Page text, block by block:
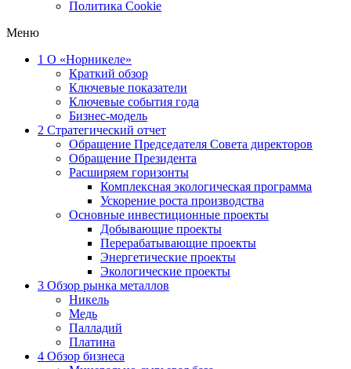
Политика Cookie
Меню
1 О «Норникеле»
Краткий обзор
Ключевые показатели
Ключевые события года
Бизнес-модель
2 Стратегический отчет
Обращение Председателя Совета директоров
Обращение Президента
Расширяем горизонты
Комплексная экологическая программа
Ускорение роста производства
Основные инвестиционные проекты
Добывающие проекты
Перерабатывающие проекты
Энергетические проекты
Экологические проекты
3 Обзор рынка металлов
Никель
Медь
Палладий
Платина
4 Обзор бизнеса